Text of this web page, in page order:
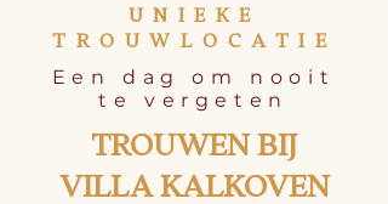
UNIEKE
TROUWLOCATIE
Een dag om nooit
te vergeten
TROUWEN BIJ
VILLA KALKOVEN